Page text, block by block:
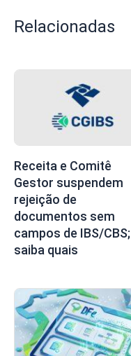
Relacionadas
Receita e Comitê
Gestor suspendem
rejeição de
documentos sem
campos de IBS/CBS;
saiba quais